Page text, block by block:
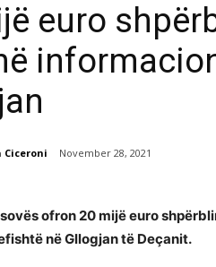
euro
Ciceroni November 28, 2021
ofron 20 mijë euro
në Gllogjan të Deçanit.